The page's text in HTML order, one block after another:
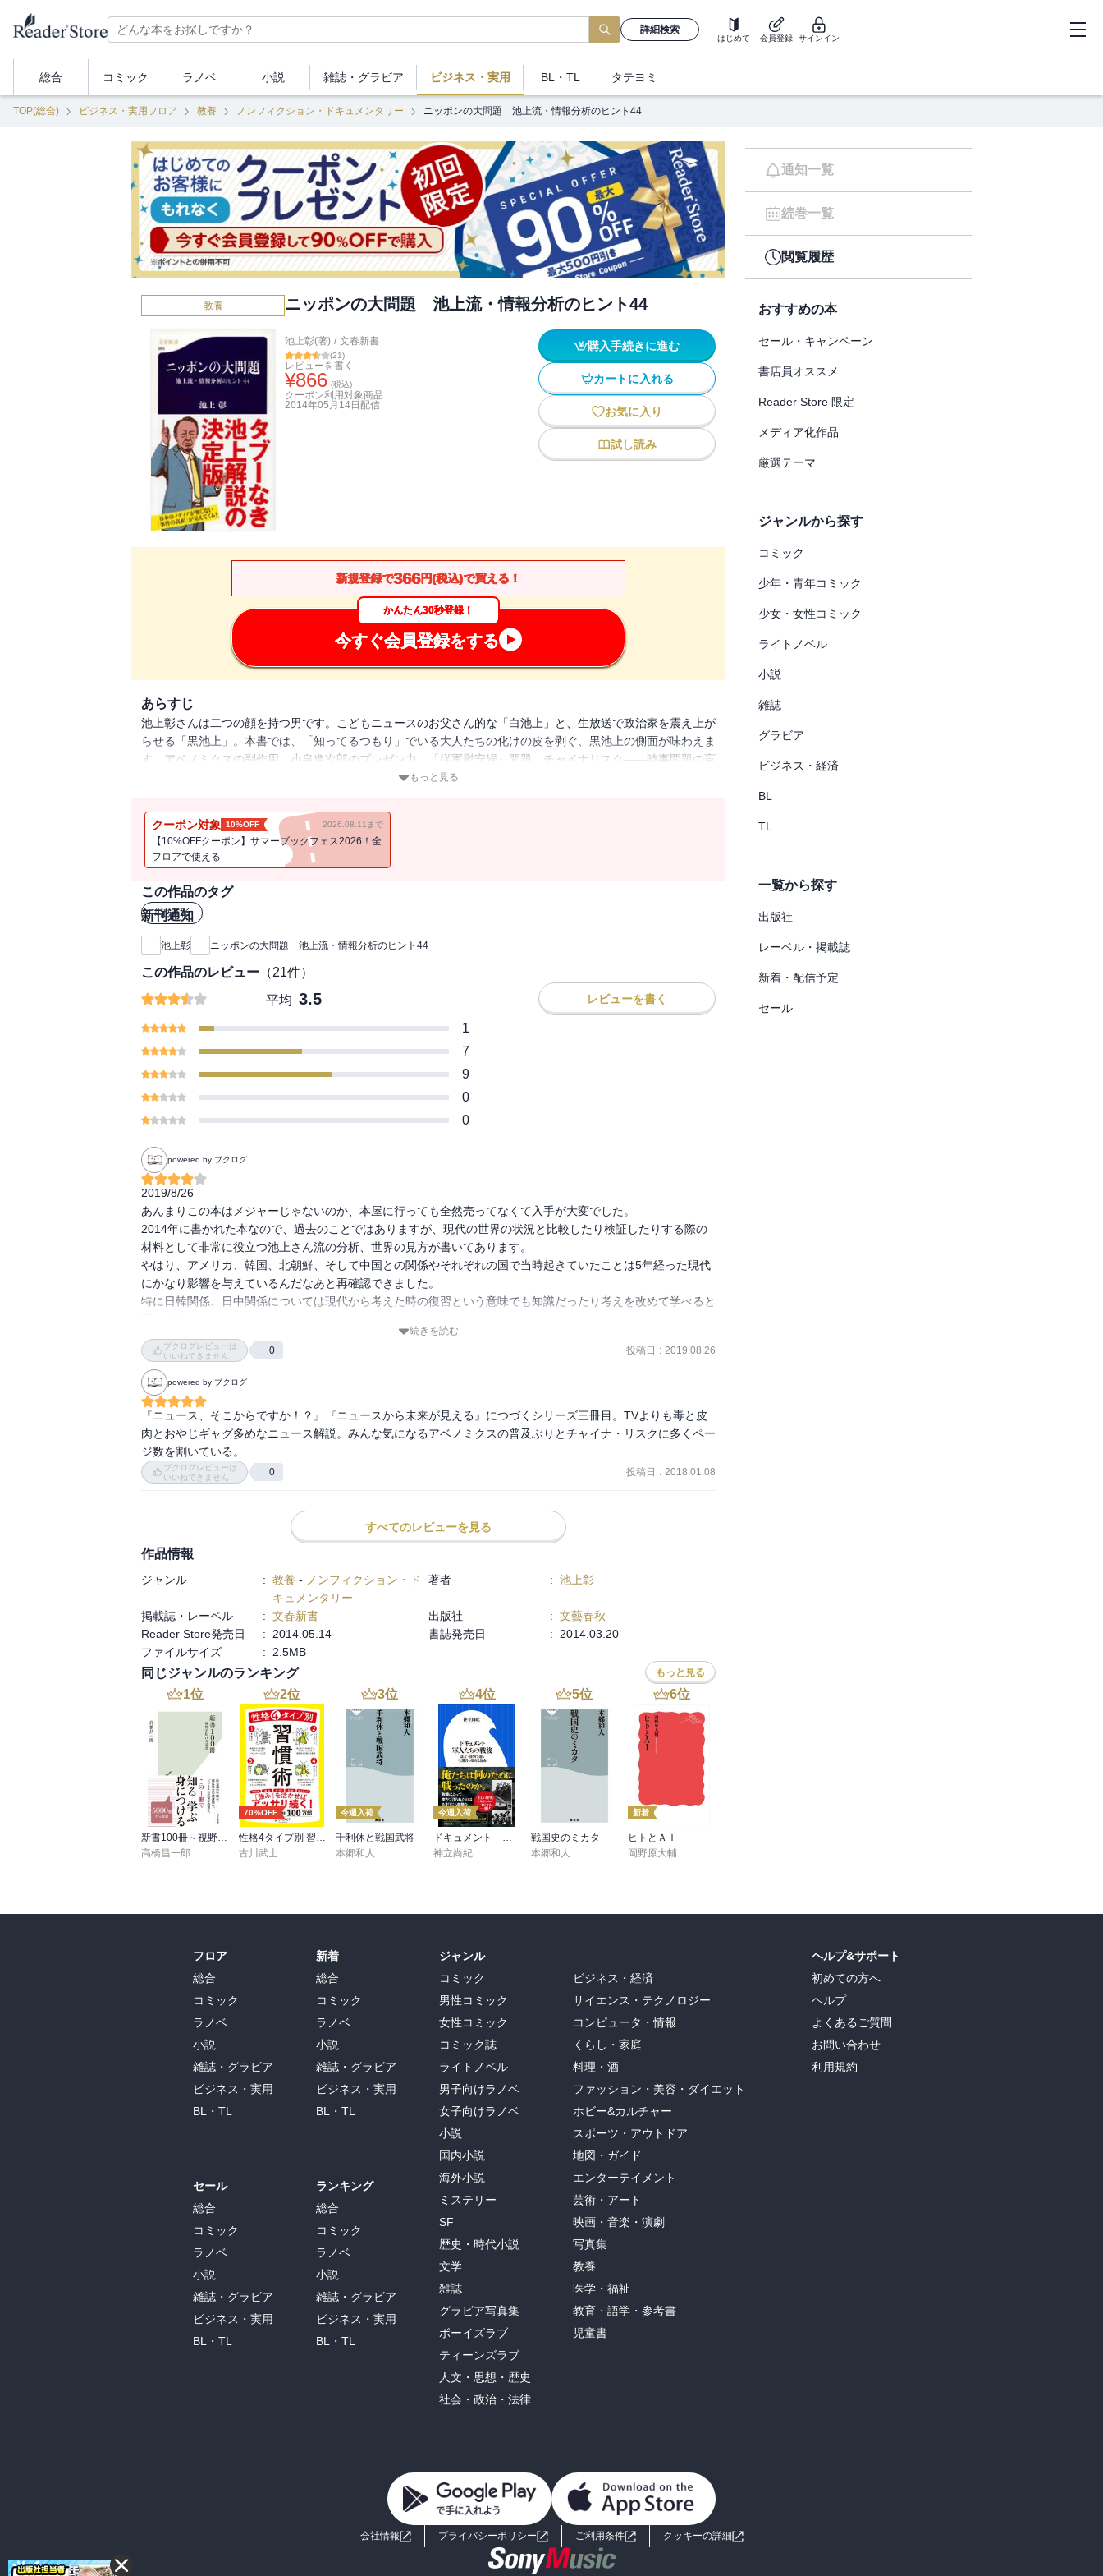
詳細検索
はじめて 会員登録 サインイン
総合 コミック ラノベ 小説 雑誌・ グラビア ビジネス ・実用 BL・TL タテヨミ
TOP(総合) ビジネス・実用フロア 教養 ノンフィクション・ドキュメンタリー ニッポンの大問題 池上流・情報分析のヒント44
教養 ニッポンの大問題 池上流・情報分析のヒント44
池上彰(著) / 文春新書
(21)
レビューを書く
¥866 (税込)
クーポン利用対象商品
2014年05月14日 配信
購入手続きに進む
カートに入れる
お気に入り
試し読み
新規登録で366円(税込)で買える！
かんたん30秒登録！
今すぐ会員登録をする
あらすじ
池上彰さんは二つの顔を持つ男です。こどもニュースのお父さん的な「白池上」と、生放送で政治家を震え上が
らせる「黒池上」。本書では、「知ってるつもり」でいる大人たちの化けの皮を剥ぐ、黒池上の側面が味わえま
す。アベノミクスの副作用、小泉進次郎のプレゼン力、「従軍慰安婦」問題、チャイナリスク――時事問題の盲
点をやさしく解説し、考えるヒントを鋭く提示します。週刊文春の人気連載を厳選した一冊！
もっと見る
クーポン対象 10%OFF 2026.08.11まで
【10%OFFクーポン】サマーブックフェス2026！全
フロアで使える
この作品のタグ
#池上彰
新刊通知
池上彰 ニッポンの大問題 池上流・情報分析のヒント44
この作品のレビュー （21件）
平均 3.5 レビューを書く
1
7
9
0
0
powered by ブクログ
2019/8/26
あんまりこの本はメジャーじゃないのか、本屋に行っても全然売ってなくて入手が大変でした。
2014年に書かれた本なので、過去のことではありますが、現代の世界の状況と比較したり検証したりする際の
材料として非常に役立つ池上さん流の分析、世界の見方が書いてあります。
やはり、アメリカ、韓国、北朝鮮、そして中国との関係やそれぞれの国で当時起きていたことは5年経った現代
にかなり影響を与えているんだなあと再確認できました。
特に日韓関係、日中関係については現代から考えた時の復習という意味でも知識だったり考えを改めて学べると
そして、中東についても同様。やはり宗教がこの地域の人々に与える行動の影響はでかく、現在起きている事件
も宗教がらみのものも多数ある中で、それはどうして起きているのかと考える際の１つの指針になると思いまし
た。
この本でも切り離せない話題として上がってきている宗教は、まだ分からないことも多いですが、引き続き勉強
していかないと行けないなと実感。
宗教が歴史に深く絡んできている、それが現代の状況を作り上げているのは間違いないのでまたいろいろ読みた
いなと思いました。
続きを読む
ブクログレビューは
いいねできません
0 投稿日 : 2019.08.26
powered by ブクログ
『ニュース、そこからですか！？』『ニュースから未来が見える』につづくシリーズ三冊目。TVよりも毒と皮
肉とおやじギャグ多めなニュース解説。みんな気になるアベノミクスの普及ぶりとチャイナ・リスクに多くペー
ジ数を割いている。
ブクログレビューは
いいねできません
0 投稿日 : 2018.01.08
すべてのレビューを見る
作品情報
ジャンル : 教養 - ノンフィクション・ド
キュメンタリー
著者 : 池上彰
掲載誌・レーベル : 文春新書 出版社 : 文藝春秋
Reader Store発売日
: 2014.05.14 書誌発売日 :
2014.03.20
ファイルサイズ
: 2.5MB
同じジャンルのランキング もっと見る
1位
新書100冊～視野を広げる読書～
高橋昌一郎
2位
70%OFF
性格4タイプ別 習慣術
古川武士
3位
今週入荷
千利休と戦国武将
本郷和人
4位
今週入荷
ドキュメント 軍人たちの戦後 ～証言・資料で辿る生還者の数奇な運命～（小学館新書）
神立尚紀
5位
戦国史のミカタ
本郷和人
6位
新着
ヒトとＡＩ
岡野原大輔
通知一覧
続巻一覧
閲覧履歴
おすすめの本
セール・キャンペーン
書店員オススメ
Reader Store 限定
メディア化作品
厳選テーマ
ジャンルから探す
コミック
少年・青年コミック
少女・女性コミック
ライトノベル
小説
雑誌
グラビア
ビジネス・経済
BL
TL
一覧から探す
出版社
レーベル・掲載誌
新着・配信予定
セール
フロア
総合
コミック
ラノベ
小説
雑誌・グラビア
ビジネス・実用
BL・TL
セール
総合
コミック
ラノベ
小説
雑誌・グラビア
ビジネス・実用
BL・TL
新着
総合
コミック
ラノベ
小説
雑誌・グラビア
ビジネス・実用
BL・TL
ランキング
総合
コミック
ラノベ
小説
雑誌・グラビア
ビジネス・実用
BL・TL
ジャンル
コミック
男性コミック
女性コミック
コミック誌
ライトノベル
男子向けラノベ
女子向けラノベ
小説
国内小説
海外小説
ミステリー
SF
歴史・時代小説
文学
雑誌
グラビア写真集
ボーイズラブ
ティーンズラブ
人文・思想・歴史
社会・政治・法律
ビジネス・経済
サイエンス・テクノロジー
コンピュータ・情報
くらし・家庭
料理・酒
ファッション・美容・ダイエット
ホビー&カルチャー
スポーツ・アウトドア
地図・ガイド
エンターテイメント
芸術・アート
映画・音楽・演劇
写真集
教養
医学・福祉
教育・語学・参考書
児童書
ヘルプ&サポート
初めての方へ
ヘルプ
よくあるご質問
お問い合わせ
利用規約
会社情報 プライバシーポリシー ご利用条件 クッキーの詳細